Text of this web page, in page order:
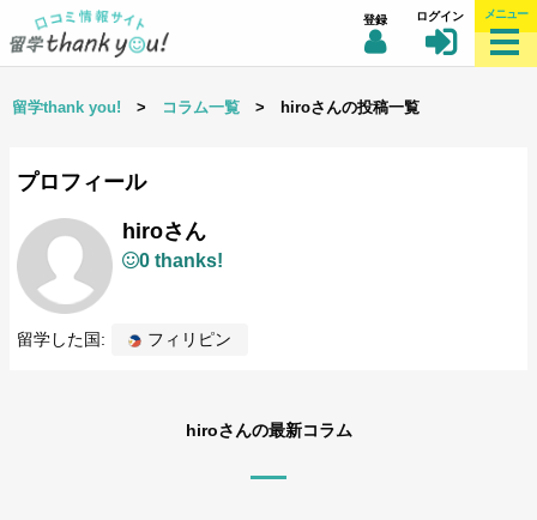
登録 ログイン メニュー
留学thank you! > コラム一覧 > hiroさんの投稿一覧
プロフィール
hiroさん
0 thanks!
留学した国: フィリピン
hiroさんの最新コラム